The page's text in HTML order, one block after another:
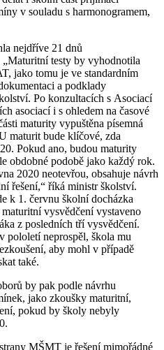
v souladu s harmonogramem,
nejdříve 21 dnů
testy by vyhodnotila
jako tomu je ve standardním
a podklady
Po konzultacích s Asociací
asociací i s ohledem na časové
maturity vypuštěna písemná
maturit bude klíčové, zda
Pokud ano, budou maturity
obdobné podobě jako každý rok.
2020 neotevřou, obsahuje návrh
řešení,“ říká ministr školství.
k 1. červnu školní docházka
vysvědčení vystaveno
z posledních tří vysvědčení.
pololetí neprospěl, škola mu
aby mohl v případě
také.
by pak podle návrhu
jako zkoušky maturitní,
pokud by školy nebyly
MŠMT je řešení mimořádné